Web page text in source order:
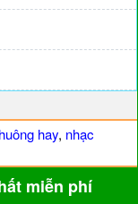
hay, nhạc
miễn phí